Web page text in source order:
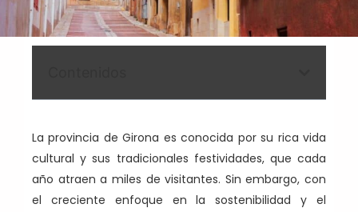
La provincia de Girona es conocida por su rica vida
cultural y sus tradicionales festividades, que cada
año atraen a miles de visitantes. Sin embargo, con
el creciente enfoque en la sostenibilidad y el